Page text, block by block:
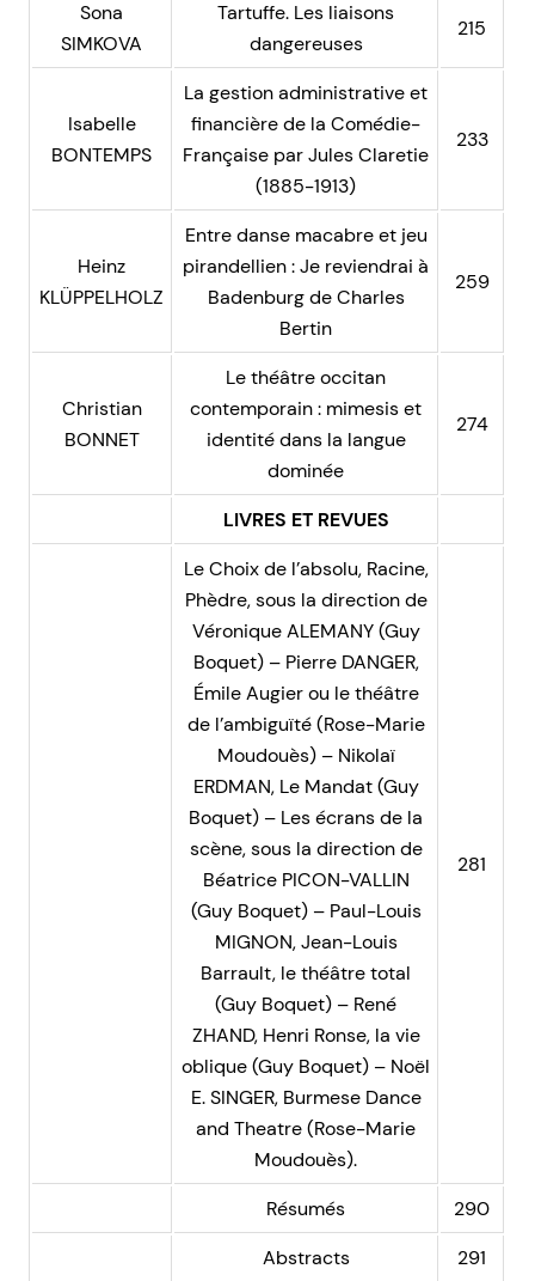
Sona
SIMKOVA
Tartuffe. Les liaisons
dangereuses
215
Isabelle
BONTEMPS
La gestion administrative et
financière de la Comédie-
Française par Jules Claretie
(1885-1913)
233
Heinz
KLÜPPELHOLZ
Entre danse macabre et jeu
pirandellien : Je reviendrai à
Badenburg de Charles
Bertin
259
Christian
BONNET
Le théâtre occitan
contemporain : mimesis et
identité dans la langue
dominée
274
LIVRES ET REVUES
Le Choix de l’absolu, Racine,
Phèdre, sous la direction de
Véronique ALEMANY (Guy
Boquet) – Pierre DANGER,
Émile Augier ou le théâtre
de l’ambiguïté (Rose-Marie
Moudouès) – Nikolaï
ERDMAN, Le Mandat (Guy
Boquet) – Les écrans de la
scène, sous la direction de
Béatrice PICON-VALLIN
(Guy Boquet) – Paul-Louis
MIGNON, Jean-Louis
Barrault, le théâtre total
(Guy Boquet) – René
ZHAND, Henri Ronse, la vie
oblique (Guy Boquet) – Noël
E. SINGER, Burmese Dance
and Theatre (Rose-Marie
Moudouès).
281
Résumés
290
Abstracts
291